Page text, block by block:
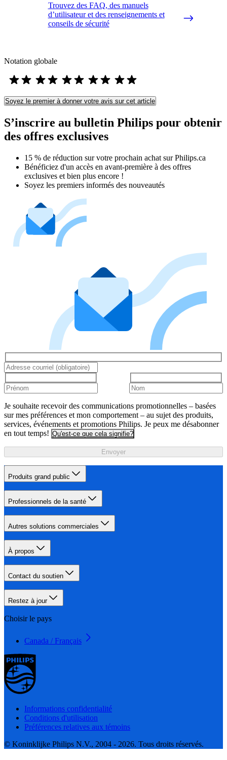
Trouvez des FAQ, des manuels
d’utilisateur et des renseignements et
conseils de sécurité
Notation globale
Soyez le premier à donner votre avis sur cet article
S’inscrire au bulletin Philips pour obtenir
des offres exclusives
15 % de réduction sur votre prochain achat sur Philips.ca​
Bénéficiez d'un accès en avant-première à des offres
exclusives et bien plus encore !
Soyez les premiers informés des nouveautés
Je souhaite recevoir des communications promotionnelles – basées
sur mes préférences et mon comportement – au sujet des produits,
services, événements et promotions Philips. Je peux me désabonner
en tout temps! Qu'est-ce que cela signifie?
Envoyer
Produits grand public
Professionnels de la santé
Autres solutions commerciales
À propos
Contact du soutien
Restez à jour
Choisir le pays
Canada / Français
Informations confidentialité
Conditions d'utilisation
Préférences relatives aux témoins
© Koninklijke Philips N.V., 2004 - 2026. Tous droits réservés.